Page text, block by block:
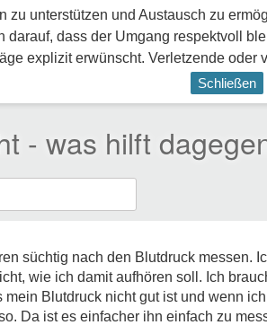
zu unterstützen und Austausch zu
darauf, dass der Umgang respektvoll
explizit erwünscht. Verletzende oder
Schließen
- was hilft
süchtig nach den Blutdruck messen.
wie ich damit aufhören soll. Ich
mein Blutdruck nicht gut ist und wenn
Da ist es einfacher ihn einfach zu